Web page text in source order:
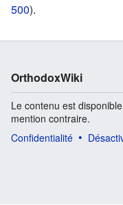
500).
OrthodoxWiki
Le contenu est
mention contraire.
Confidentialité